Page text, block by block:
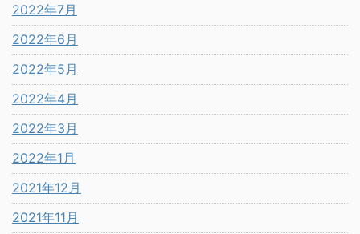
2022年7月
2022年6月
2022年5月
2022年4月
2022年3月
2022年1月
2021年12月
2021年11月